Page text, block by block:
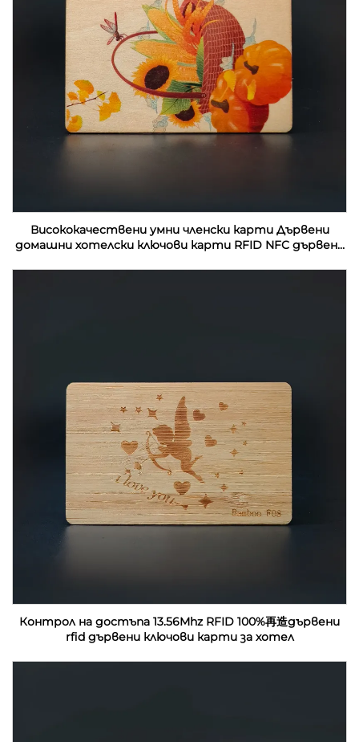
Висококачествени умни членски карти Дървени
домашни хотелски ключови карти RFID NFC дървени
Контрол на достъпа 13.56Mhz RFID 100%再造дървени
rfid дървени ключови карти за хотел